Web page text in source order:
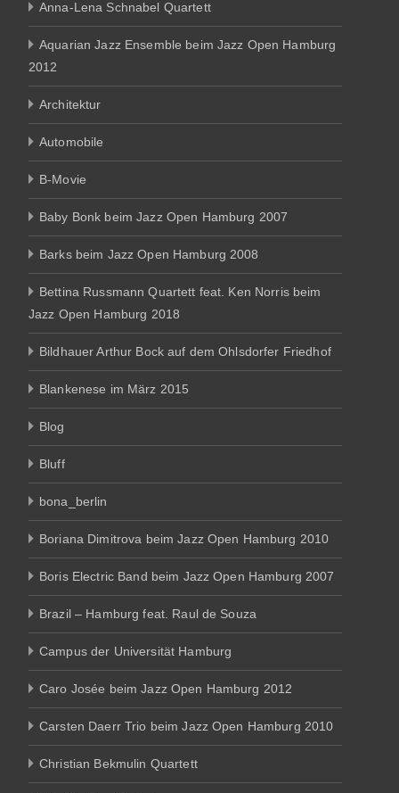
Anna-Lena Schnabel Quartett
Aquarian Jazz Ensemble beim Jazz Open Hamburg
2012
Architektur
Automobile
B-Movie
Baby Bonk beim Jazz Open Hamburg 2007
Barks beim Jazz Open Hamburg 2008
Bettina Russmann Quartett feat. Ken Norris beim
Jazz Open Hamburg 2018
Bildhauer Arthur Bock auf dem Ohlsdorfer Friedhof
Blankenese im März 2015
Blog
Bluff
bona_berlin
Boriana Dimitrova beim Jazz Open Hamburg 2010
Boris Electric Band beim Jazz Open Hamburg 2007
Brazil – Hamburg feat. Raul de Souza
Campus der Universität Hamburg
Caro Josée beim Jazz Open Hamburg 2012
Carsten Daerr Trio beim Jazz Open Hamburg 2010
Christian Bekmulin Quartett